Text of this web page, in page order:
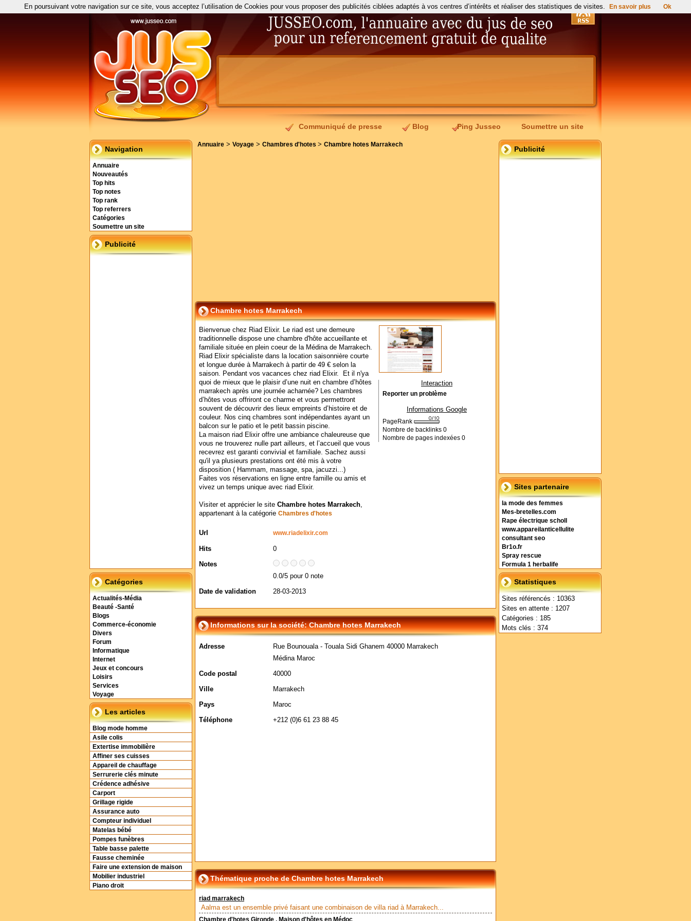
Communiqué de presse Blog Ping Jusseo Soumettre un site
Navigation
Annuaire
Nouveautés
Top hits
Top notes
Top rank
Top referrers
Catégories
Soumettre un site
Publicité
Catégories
Actualités-Média
Beauté -Santé
Blogs
Commerce-économie
Divers
Forum
Informatique
Internet
Jeux et concours
Loisirs
Services
Voyage
Les articles
Blog mode homme
Asile colis
Extertise immobilière
Affiner ses cuisses
Appareil de chauffage
Serrurerie clés minute
Crédence adhésive
Carport
Grillage rigide
Assurance auto
Compteur individuel
Matelas bébé
Pompes funèbres
Table basse palette
Fausse cheminée
Faire une extension de maison
Mobilier industriel
Piano droit
Publicité
Sites partenaire
la mode des femmes
Mes-bretelles.com
Rape électrique scholl
www.appareilanticellulite
consultant seo
Br1o.fr
Spray rescue
Formula 1 herbalife
Statistiques
Sites référencés : 10363
Sites en attente : 1207
Catégories : 185
Mots clés : 374
Annuaire > Voyage > Chambres d'hotes > Chambre hotes Marrakech
Chambre hotes Marrakech
Bienvenue chez Riad Elixir. Le riad est une demeure
traditionnelle dispose une chambre d'hôte accueillante et
familiale située en plein coeur de la Médina de Marrakech.
Riad Elixir spécialiste dans la location saisonnière courte
et longue durée à Marrakech à partir de 49 € selon la
saison. Pendant vos vacances chez riad Elixir. Et il n'ya
quoi de mieux que le plaisir d’une nuit en chambre d’hôtes
marrakech après une journée acharnée? Les chambres
d’hôtes vous offriront ce charme et vous permettront
souvent de découvrir des lieux empreints d’histoire et de
couleur. Nos cinq chambres sont indépendantes ayant un
balcon sur le patio et le petit bassin piscine.
La maison riad Elixir offre une ambiance chaleureuse que
vous ne trouverez nulle part ailleurs, et l’accueil que vous
recevrez est garanti convivial et familiale. Sachez aussi
qu'il ya plusieurs prestations ont été mis à votre
disposition ( Hammam, massage, spa, jacuzzi...)
Faites vos réservations en ligne entre famille ou amis et
vivez un temps unique avec riad Elixir.
Visiter et apprécier le site Chambre hotes Marrakech,
appartenant à la catégorie Chambres d'hotes
Url www.riadelixir.com
Hits
0
Notes
0.0/5 pour 0 note
Date de validation
28-03-2013
Interaction
Reporter un problème
Informations Google
PageRank
Nombre de backlinks 0
Nombre de pages indexées 0
Informations sur la société: Chambre hotes Marrakech
Adresse
Rue Bounouala - Touala Sidi Ghanem 40000 Marrakech
Médina Maroc
Code postal
40000
Ville
Marrakech
Pays
Maroc
Téléphone
+212 (0)6 61 23 88 45
Thématique proche de Chambre hotes Marrakech
riad marrakech
Aalma est un ensemble privé faisant une combinaison de villa riad à Marrakech...
Chambre d'hotes Gironde , Maison d'hôtes en Médoc
En poursuivant votre navigation sur ce site, vous acceptez l’utilisation de Cookies pour vous proposer des publicités ciblées adaptés à vos centres d’intérêts et réaliser des statistiques de visites. En savoir plus Ok